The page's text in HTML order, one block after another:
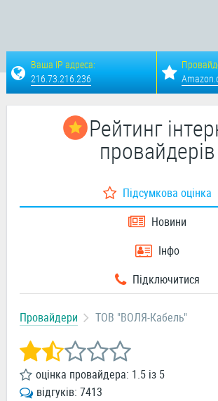
Ваша IP адреса:
216.73.216.236
Рейтинг
провайдерів
Підсумкова оцінка
Новини
Інфо
Підключитися
Провайдери ТОВ "ВОЛЯ-Кабель"
оцінка провайдера: 1.5 із 5
відгуків: 7413